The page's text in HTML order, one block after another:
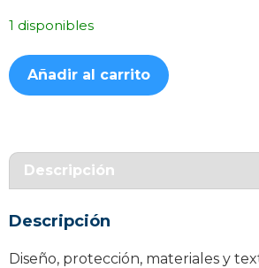
1 disponibles
Funda
Efecto
iPhone
13/14
cantidad
Añadir al carrito
Descripción
Descripción
Diseño, protección, materiales y